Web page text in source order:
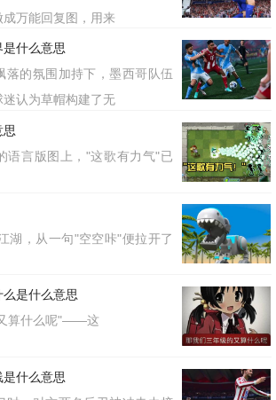
万能回复图，用来
什么意思
的氛围加持下，墨西哥队伍
认为草帽构建了无
思
言版图上，"这歌有力气"已
，从一句"空空咔"便拉开了
是什么意思
算什么呢"——这
什么意思